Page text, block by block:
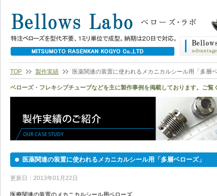
TOP 製作実績 医薬関連の装置に使われるメカニカルシール用「多層
ベローズ・フレキシブチューブなどを主に製作事例を掲載しております。ご覧
医薬関連の装置に使われるメカニカルシール用「多層ベローズ」
更新日：2013年01月22日
医療関連の装置のメカニカルシール用ベローズ